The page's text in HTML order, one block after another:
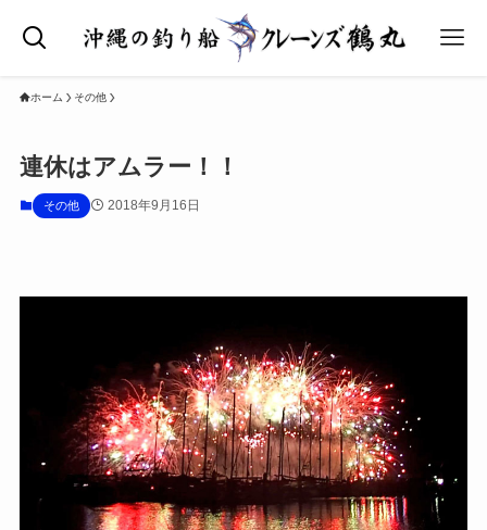
ホーム その他
連休はアムラー！！
その他 2018年9月16日